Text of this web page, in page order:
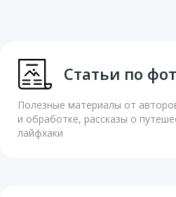
Статьи по
Полезные материалы от
и обработке, рассказы о
лайфхаки